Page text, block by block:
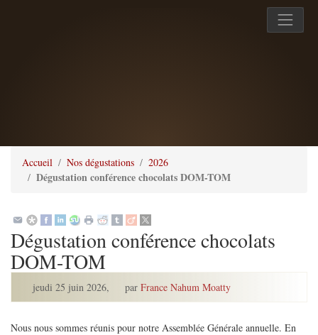
Accueil Nos dégustations 2026
Dégustation conférence chocolats DOM-TOM
Dégustation conférence chocolats
DOM-TOM
jeudi 25 juin 2026, par France Nahum Moatty
Nous nous sommes réunis pour notre Assemblée Générale annuelle. En